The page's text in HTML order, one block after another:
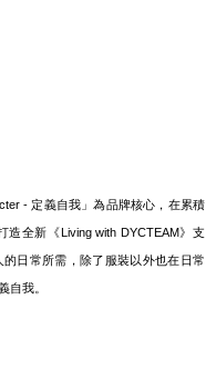
- 定義自我」為品牌核心，在累積
全新《Living with DYCTEAM》支
日常所需，除了服裝以外也在日常
自我。